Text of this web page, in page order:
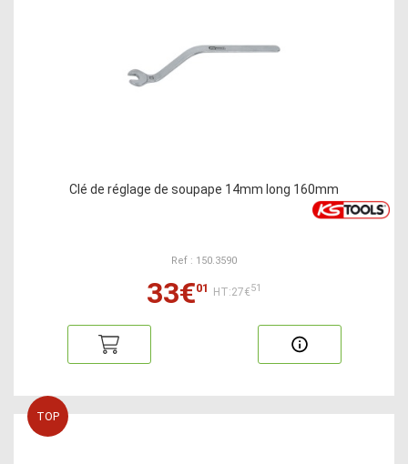
Clé de réglage de soupape 14mm long 160mm
Ref : 150.3590
33€01 HT:27€51
TOP